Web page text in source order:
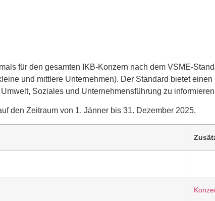
für den gesamten IKB-Konzern nach dem VSME-
und mittlere Unternehmen). Der Standard bietet
Soziales und Unternehmensführung zu
den Zeitraum von 1. Jänner bis 31. Dezember 2025.